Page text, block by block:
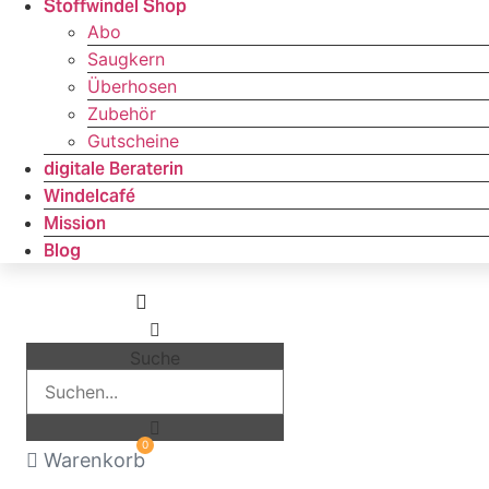
Stoffwindel Shop
Abo
Saugkern
Überhosen
Zubehör
Gutscheine
digitale Beraterin
Windelcafé
Mission
Blog
Suche
0
Warenkorb